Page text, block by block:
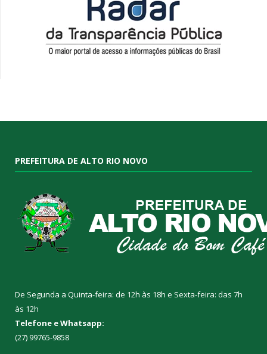
PREFEITURA DE ALTO RIO NOVO
De Segunda a Quinta-feira: de 12h às 18h e Sexta-feira: das 7h
às 12h
Telefone e Whatsapp:
(27) 99765-9858